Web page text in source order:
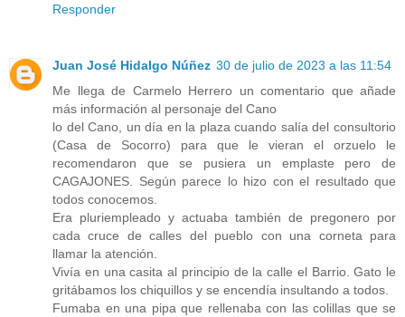
Responder
Juan José Hidalgo Núñez 30 de julio de 2023 a las 11:54
Me llega de Carmelo Herrero un comentario que añade
más información al personaje del Cano
lo del Cano, un día en la plaza cuando salía del consultorio
(Casa de Socorro) para que le vieran el orzuelo le
recomendaron que se pusiera un emplaste pero de
CAGAJONES. Según parece lo hizo con el resultado que
todos conocemos.
Era pluriempleado y actuaba también de pregonero por
cada cruce de calles del pueblo con una corneta para
llamar la atención.
Vivía en una casita al principio de la calle el Barrio. Gato le
gritábamos los chiquillos y se encendía insultando a todos.
Fumaba en una pipa que rellenaba con las colillas que se